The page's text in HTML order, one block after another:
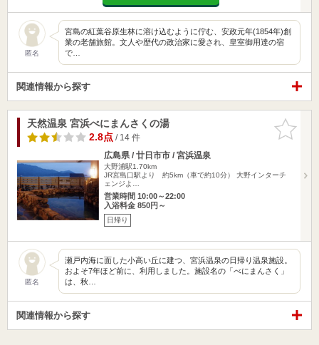
匿名
宮島の紅葉谷原生林に溶け込むように佇む、安政元年(1854年)創
業の老舗旅館。文人や歴代の政治家に愛され、皇室御用達の宿
で…
関連情報から探す
お気に入
りに追加
天然温泉 宮浜べにまんさくの湯
2.8点/ 14 件
広島県 / 廿日市市 / 宮浜温泉
大野浦駅1.70km
JR宮島口駅より 約5km（車で約10分） 大野インターチ
ェンジよ…
営業時間 10:00～22:00
入浴料金 850円～
日帰り
匿名
瀬戸内海に面した小高い丘に建つ、宮浜温泉の日帰り温泉施設。
およそ7年ほど前に、利用しました。施設名の「べにまんさく」
は、秋…
関連情報から探す